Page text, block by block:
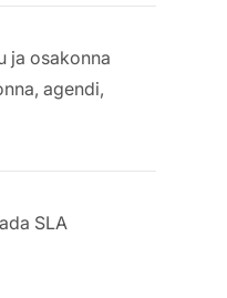
ja osakonna
agendi,
SLA